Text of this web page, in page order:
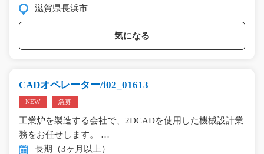
滋賀県長浜市
気になる
CADオペレーター/i02_01613
NEW 急募
工業炉を製造する会社で、2DCADを使用した機械設計業
務をお任せします。 …
長期（3ヶ月以上）